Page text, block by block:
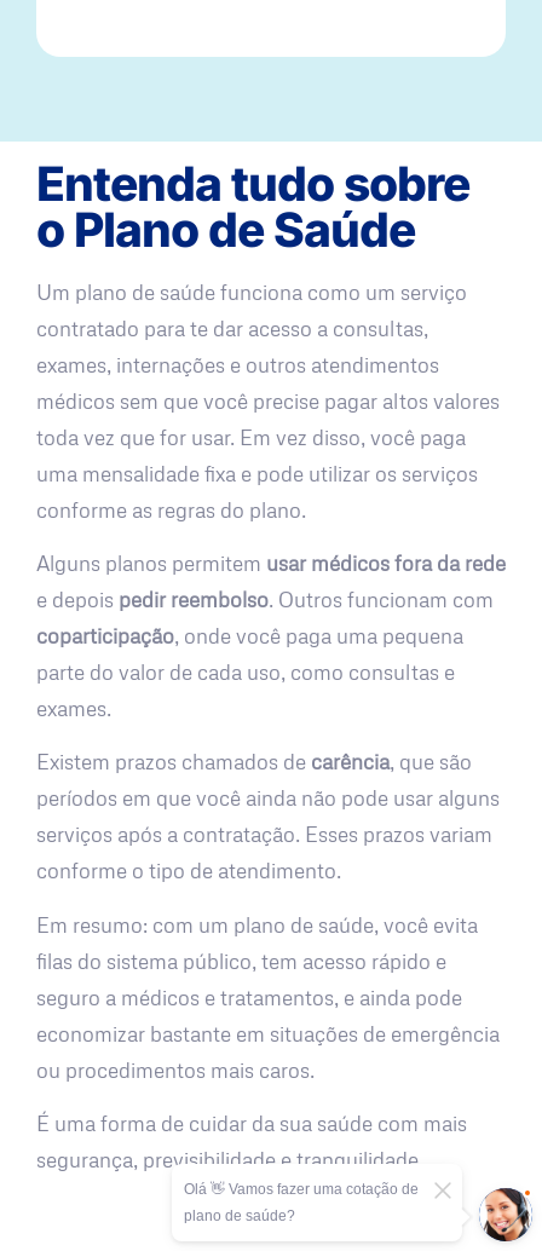
Entenda tudo sobre
o Plano de Saúde
Um plano de saúde funciona como um serviço
contratado para te dar acesso a consultas,
exames, internações e outros atendimentos
médicos sem que você precise pagar altos valores
toda vez que for usar. Em vez disso, você paga
uma mensalidade fixa e pode utilizar os serviços
conforme as regras do plano.
Alguns planos permitem usar médicos fora da rede
e depois pedir reembolso. Outros funcionam com
coparticipação, onde você paga uma pequena
parte do valor de cada uso, como consultas e
exames.
Existem prazos chamados de carência, que são
períodos em que você ainda não pode usar alguns
serviços após a contratação. Esses prazos variam
conforme o tipo de atendimento.
Em resumo: com um plano de saúde, você evita
filas do sistema público, tem acesso rápido e
seguro a médicos e tratamentos, e ainda pode
economizar bastante em situações de emergência
ou procedimentos mais caros.
É uma forma de cuidar da sua saúde com mais
segurança, previsibilidade e tranquilidade.
Olá 👋 Vamos fazer uma cotação de
plano de saúde?